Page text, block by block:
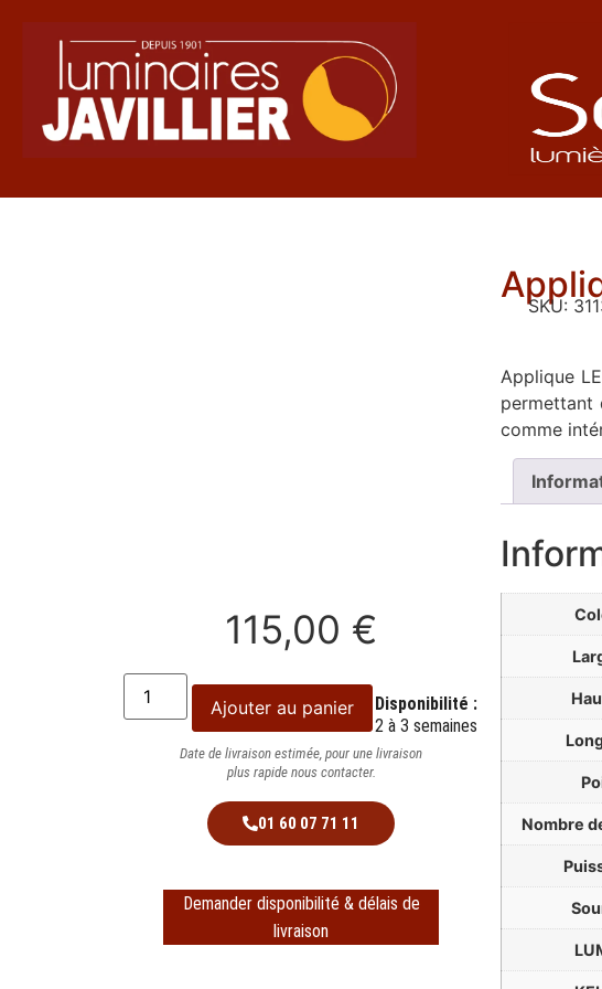
115,00 €
Ajouter au panier
Disponibilité :
2 à 3 semaines
Date de livraison estimée, pour une livraison
plus rapide nous contacter.
01 60 07 71 11
Demander disponibilité & délais de
livraison
SKU:
Applique
permettant
comme
Nombre